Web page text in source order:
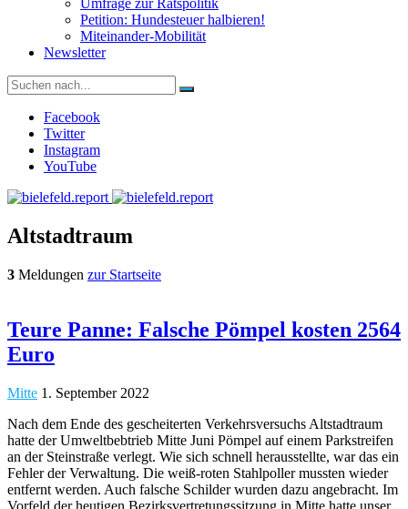
Umfrage zur Ratspolitik
Petition: Hundesteuer halbieren!
Miteinander-Mobilität
Newsletter
Suche
nach:
Facebook
Twitter
Instagram
YouTube
Altstadtraum
3 Meldungen zur Startseite
Teure Panne: Falsche Pömpel kosten 2564
Euro
Mitte 1. September 2022
Nach dem Ende des gescheiterten Verkehrsversuchs Altstadtraum
hatte der Umweltbebtrieb Mitte Juni Pömpel auf einem Parkstreifen
an der Steinstraße verlegt. Wie sich schnell herausstellte, war das ein
Fehler der Verwaltung. Die weiß-roten Stahlpoller mussten wieder
entfernt werden. Auch falsche Schilder wurden dazu angebracht. Im
Vorfeld der heutigen Bezirksvertretungssitzung in Mitte hatte unser